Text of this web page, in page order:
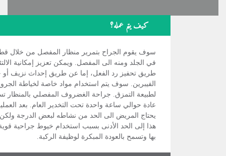
كيف يتم عمله؟
سوف يقوم الجراح بتمرير منظار المفصل من خلال
في الجلد ومنه الى المفصل. ويمكن تعزيز إمكانية
طريق تحفيز رد الفعل، إما عن طريق إحداث نزيف
الفيبرين. سوف يتم استخدام مواد خاصة لخياطة
لطبيعة التمزق. جراحة الغضروف المفصلي بالمنظار
عادة حوالي ساعة واحدة تحت التخدير العام. بعد
يحتاج المريض الى الحد من نشاطه لبعض الدرجة
هذا إلى الحد الأدنى بسبب استخدام خيوط جراحية
بها وتسمح بالعودة المبكرة لوظيفة الركبة.